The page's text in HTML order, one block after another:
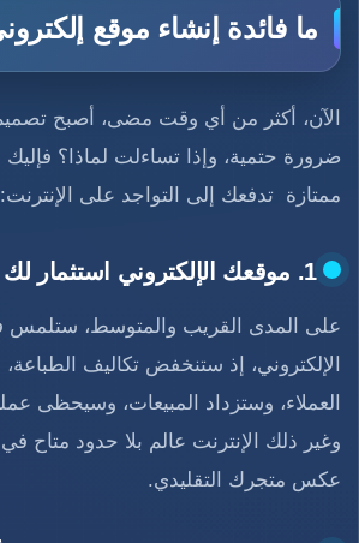
ما فائدة إنشاء موقع
الآن، أكثر من أي وقت مضى، أصبح
ضرورة حتمية، وإذا تساءلت لماذا؟
ممتازة تدفعك إلى التواجد على الإنترنت:
1. موقعك الإلكتروني استثمار لك
على المدى القريب والمتوسط، ستلمس
الإلكتروني، إذ ستنخفض تكاليف
العملاء، وستزداد المبيعات، وسيحظى
وغير ذلك الإنترنت عالم بلا حدود متاح
عكس متجرك التقليدي.